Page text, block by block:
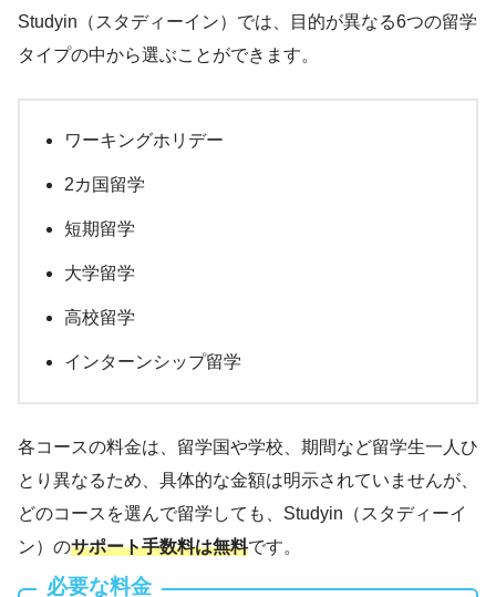
Studyin（スタディーイン）では、目的が異なる6つの留学
タイプの中から選ぶことができます。
ワーキングホリデー
2カ国留学
短期留学
大学留学
高校留学
インターンシップ留学
各コースの料金は、留学国や学校、期間など留学生一人ひ
とり異なるため、具体的な金額は明示されていませんが、
どのコースを選んで留学しても、Studyin（スタディーイ
ン）のサポート手数料は無料です。
必要な料金